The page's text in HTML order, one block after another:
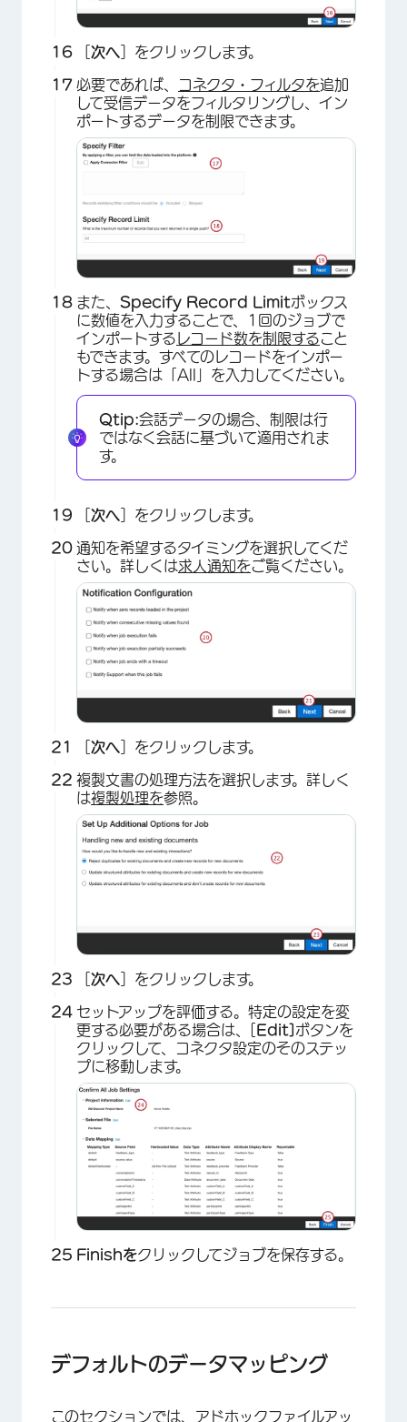
次へ ］をクリックします。
必要であれば、 コネクタ・フィルタを追加
して受信データをフィルタリングし、イン
ポートするデータを制限できます。
×
また、 Specify Record Limitボックス
に数値を入力することで、1回のジョブで
インポートする レコード数を制限すること
もできます。すべてのレコードをインポー
トする場合は「All」を入力してください。
Qtip:会話データの場合、制限は行
ではなく会話に基づいて適用されま
す。
次へ ］をクリックします。
通知を希望するタイミングを選択してくだ
さい。詳しくは求人通知をご覧ください。
×
次へ ］をクリックします。
複製文書の処理方法を選択します。詳しく
は複製処理を参照。
次へ ］をクリックします。
セットアップを評価する。特定の設定を変
更する必要がある場合は、[ Edit] ボタンを
クリックして、コネクタ設定のそのステッ
プに移動します。
Finishをクリックしてジョブを保存する。
デフォルトのデータマッピング
このセクションでは、アドホックファイルアッ